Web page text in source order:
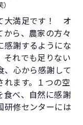
大満足です！ オ
から、農家の方々
感謝するようにな
それでも足りない
、心から感謝して
れます。１つの空
食べ、自然に感謝
研修センターには